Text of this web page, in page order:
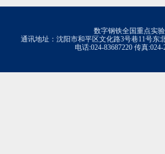
数字钢铁全国重点实
通讯地址：沈阳市和平区文化路3号巷11号东
电话:024-83687220 传真:024-